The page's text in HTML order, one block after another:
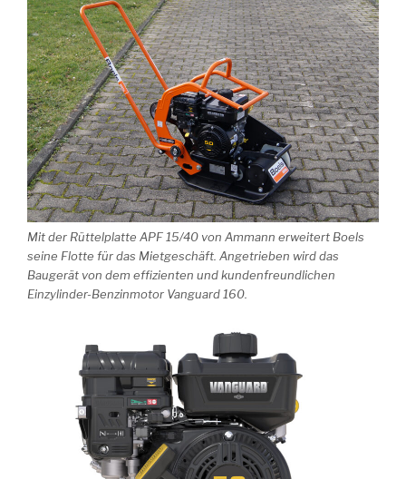
Mit der Rüttelplatte APF 15/40 von Ammann erweitert Boels
seine Flotte für das Mietgeschäft. Angetrieben wird das
Baugerät von dem effizienten und kundenfreundlichen
Einzylinder-Benzinmotor Vanguard 160.